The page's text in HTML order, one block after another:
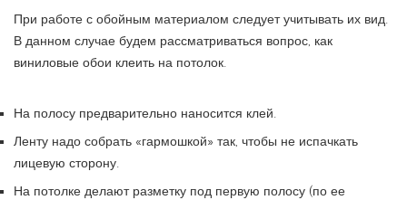
При работе с обойным материалом следует учитывать их вид.
В данном случае будем рассматриваться вопрос, как
виниловые обои клеить на потолок.
На полосу предварительно наносится клей.
Ленту надо собрать «гармошкой» так, чтобы не испачкать
лицевую сторону.
На потолке делают разметку под первую полосу (по ее